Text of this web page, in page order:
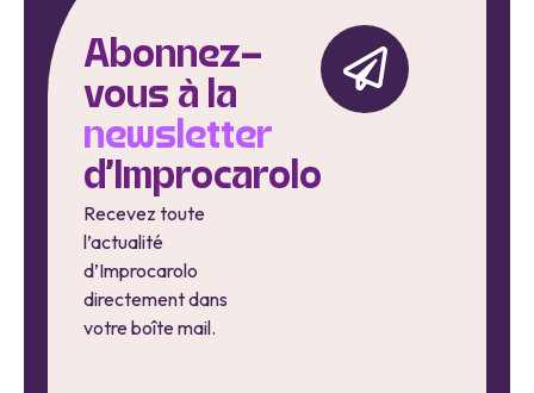
Abonnez-
vous à la
newsletter
d'Improcarolo
Recevez toute
l’actualité
d’Improcarolo
directement dans
votre boîte mail.